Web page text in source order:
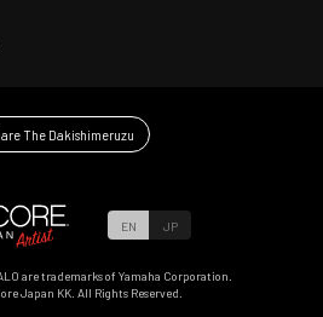
The Dakishimeruzu
EN JP
are trademarks of Yamaha Corporation.
Japan KK. All Rights Reserved.